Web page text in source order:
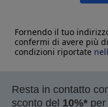
Fornendo il tuo
confermi di avere più
condizioni riportate
Resta in contatto
sconto del 10%*